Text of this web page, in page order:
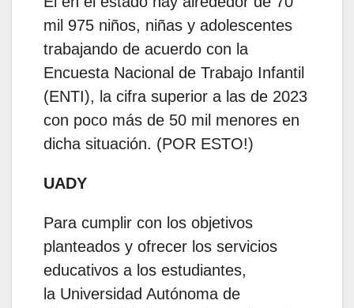
mil 975 niños, niñas y adolescentes
trabajando de acuerdo con la
Encuesta Nacional de Trabajo Infantil
(ENTI), la cifra superior a las de 2023
con poco más de 50 mil menores en
dicha situación. (POR ESTO!)
UADY
Para cumplir con los objetivos
planteados y ofrecer los servicios
educativos a los estudiantes,
la Universidad Autónoma de